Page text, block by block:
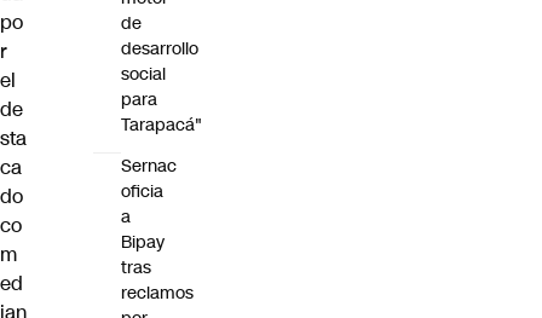
po
r
el
de
sta
ca
do
co
m
ed
de
desarrollo
social
para
Tarapacá"
Sernac
oficia
a
Bipay
tras
reclamos